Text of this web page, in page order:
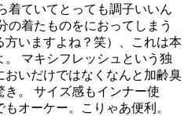
着ていてとっても調子いいん
の着たものをにおってしまう
方いますよね？笑）、これは本
マキシフレッシュという独
おいだけではなくなんと加齢臭
き。 サイズ感もインナー使
オーケー。こりゃあ便利。